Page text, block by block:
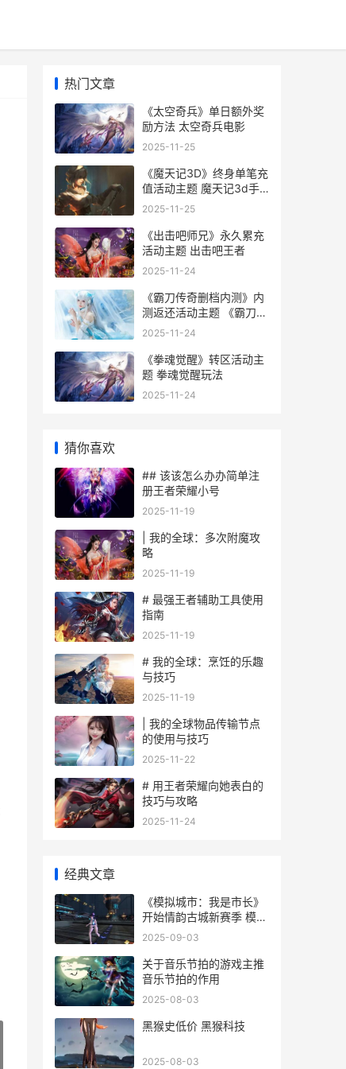
热门文章
《太空奇兵》单日额外奖
励方法 太空奇兵电影
2025-11-25
《魔天记3D》终身单笔充
值活动主题 魔天记3d手
游视频
2025-11-25
《出击吧师兄》永久累充
活动主题 出击吧王者
2025-11-24
《霸刀传奇删档内测》内
测返还活动主题 《霸刀传
奇删档了吗
2025-11-24
《拳魂觉醒》转区活动主
题 拳魂觉醒玩法
2025-11-24
猜你喜欢
## 该该怎么办办简单注
册王者荣耀小号
2025-11-19
| 我的全球：多次附魔攻
略
2025-11-19
# 最强王者辅助工具使用
指南
2025-11-19
# 我的全球：烹饪的乐趣
与技巧
2025-11-19
| 我的全球物品传输节点
的使用与技巧
2025-11-22
# 用王者荣耀向她表白的
技巧与攻略
2025-11-24
经典文章
《模拟城市：我是市长》
开始情韵古城新赛季 模拟
城市我是巿长无限金币无
2025-09-03
关于音乐节拍的游戏主推
音乐节拍的作用
2025-08-03
黑猴史低价 黑猴科技
2025-08-03